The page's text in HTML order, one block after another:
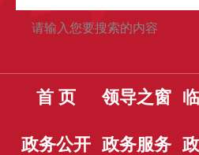
首 页 领导之窗
政务公开 政务服务